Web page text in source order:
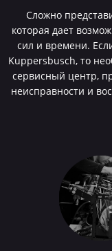
Сложно
которая дает
сил и времени.
Kuppersbusch, то
сервисный центр,
неисправности и